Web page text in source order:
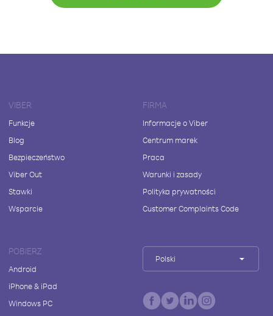
VIBER
Funkcje
Blog
Bezpieczeństwo
Viber Out
Stawki
Wsparcie
FIRMA
Informacje o Viber
Centrum marek
Praca
Warunki i zasady
Polityka prywatności
Customer Complaints Code
POBIERZ
Android
iPhone & iPad
Windows PC
Polski